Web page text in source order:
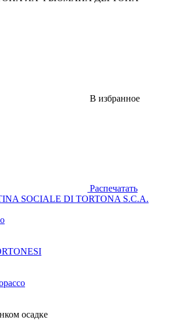
В избранное
Распечатать
SOCIALE DI TORTONA S.C.A.
осадке